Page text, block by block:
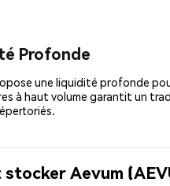
Profonde
une liquidité profonde
à haut volume garantit un
stocker Aevum